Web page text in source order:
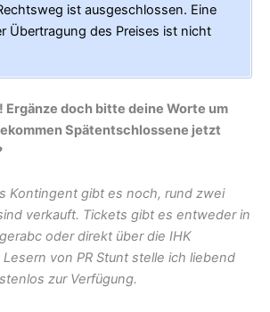
ist ausgeschlossen. Eine
Übertragung des Preises ist nicht
doch bitte deine Worte um
Spätentschlossene jetzt
Kontingent gibt es noch, rund zwei
verkauft. Tickets gibt es entweder in
oder direkt über die IHK
von PR Stunt stelle ich liebend
zur Verfügung.